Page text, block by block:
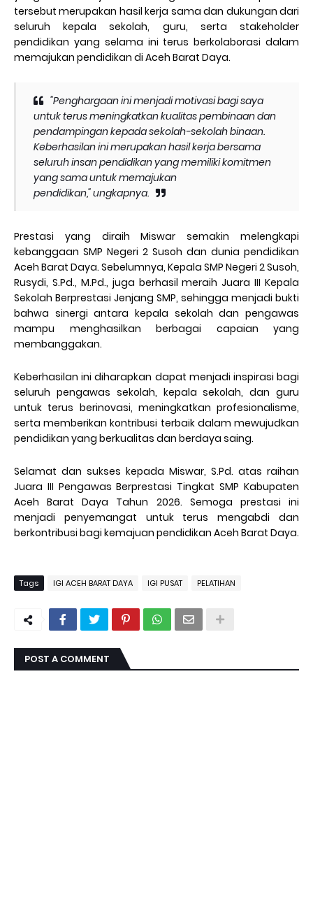
tersebut merupakan hasil kerja sama dan dukungan dari
seluruh kepala sekolah, guru, serta stakeholder
pendidikan yang selama ini terus berkolaborasi dalam
memajukan pendidikan di Aceh Barat Daya.
"Penghargaan ini menjadi motivasi bagi saya
untuk terus meningkatkan kualitas pembinaan dan
pendampingan kepada sekolah-sekolah binaan.
Keberhasilan ini merupakan hasil kerja bersama
seluruh insan pendidikan yang memiliki komitmen
yang sama untuk memajukan
pendidikan,"ungkapnya.
Prestasi yang diraih Miswar semakin melengkapi
kebanggaan SMP Negeri 2 Susoh dan dunia pendidikan
Aceh Barat Daya. Sebelumnya, Kepala SMP Negeri 2 Susoh,
Rusydi, S.Pd., M.Pd., juga berhasil meraihJuara III Kepala
Sekolah Berprestasi Jenjang SMP, sehingga menjadi bukti
bahwa sinergi antara kepala sekolah dan pengawas
mampu menghasilkan berbagai capaian yang
membanggakan.
Keberhasilan ini diharapkan dapat menjadi inspirasi bagi
seluruh pengawas sekolah, kepala sekolah, dan guru
untuk terus berinovasi, meningkatkan profesionalisme,
serta memberikan kontribusi terbaik dalam mewujudkan
pendidikan yang berkualitas dan berdaya saing.
Selamat dan sukses kepada Miswar, S.Pd. atas raihan
Juara III Pengawas Berprestasi Tingkat SMP Kabupaten
Aceh Barat Daya Tahun 2026. Semoga prestasi ini
menjadi penyemangat untuk terus mengabdi dan
berkontribusi bagi kemajuan pendidikan Aceh Barat Daya.
Tags IGI ACEH BARAT DAYA IGI PUSAT PELATIHAN
POST A COMMENT